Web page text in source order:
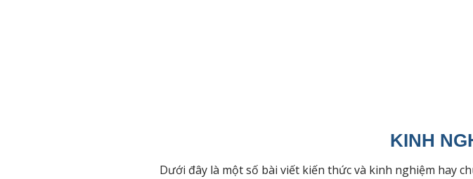
KINH
Dưới đây là một số bài viết kiến thức và kinh nghiệm hay